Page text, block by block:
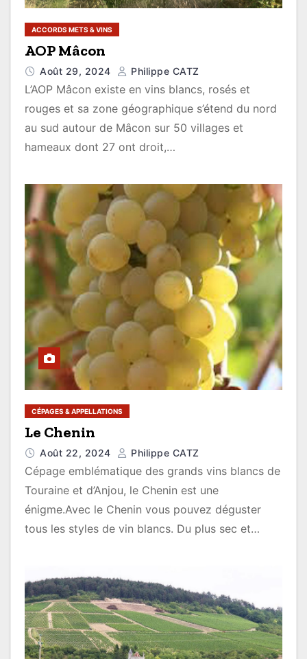
ACCORDS METS & VINS
AOP Mâcon
Août 29, 2024 Philippe CATZ
L’AOP Mâcon existe en vins blancs, rosés et
rouges et sa zone géographique s’étend du nord
au sud autour de Mâcon sur 50 villages et
hameaux dont 27 ont droit,…
CÉPAGES & APPELLATIONS
Le Chenin
Août 22, 2024 Philippe CATZ
Cépage emblématique des grands vins blancs de
Touraine et d’Anjou, le Chenin est une
énigme.Avec le Chenin vous pouvez déguster
tous les styles de vin blancs. Du plus sec et…